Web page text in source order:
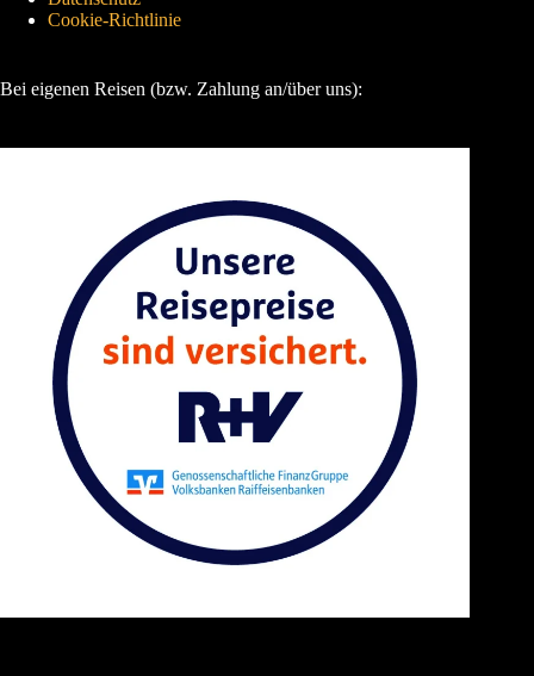
Cookie-Richtlinie
Bei eigenen Reisen (bzw. Zahlung an/über uns):